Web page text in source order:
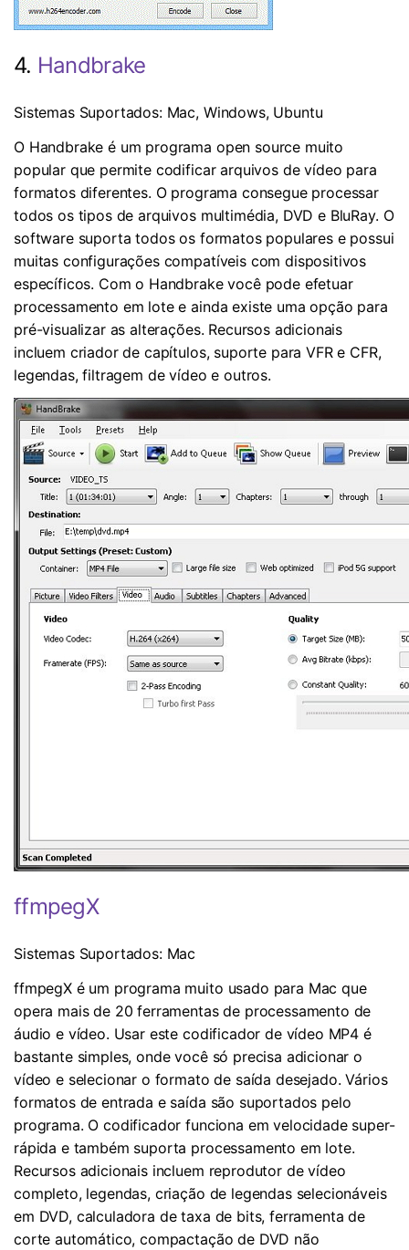
4. Handbrake
Sistemas Suportados: Mac, Windows, Ubuntu
O Handbrake é um programa open source muito
popular que permite codificar arquivos de vídeo para
formatos diferentes. O programa consegue processar
todos os tipos de arquivos multimédia, DVD e BluRay. O
software suporta todos os formatos populares e possui
muitas configurações compatíveis com dispositivos
específicos. Com o Handbrake você pode efetuar
processamento em lote e ainda existe uma opção para
pré-visualizar as alterações. Recursos adicionais
incluem criador de capítulos, suporte para VFR e CFR,
legendas, filtragem de vídeo e outros.
ffmpegX
Sistemas Suportados: Mac
ffmpegX é um programa muito usado para Mac que
opera mais de 20 ferramentas de processamento de
áudio e vídeo. Usar este codificador de vídeo MP4 é
bastante simples, onde você só precisa adicionar o
vídeo e selecionar o formato de saída desejado. Vários
formatos de entrada e saída são suportados pelo
programa. O codificador funciona em velocidade super-
rápida e também suporta processamento em lote.
Recursos adicionais incluem reprodutor de vídeo
completo, legendas, criação de legendas selecionáveis
em DVD, calculadora de taxa de bits, ferramenta de
corte automático, compactação de DVD não